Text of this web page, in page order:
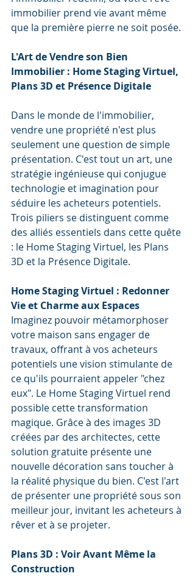
immobilier prend vie avant même
que la première pierre ne soit posée.
L'Art de Vendre son Bien
Immobilier : Home Staging Virtuel,
Plans 3D et Présence Digitale
Dans le monde de l'immobilier,
vendre une propriété n'est plus
seulement une question de simple
présentation. C'est tout un art, une
stratégie ingénieuse qui conjugue
technologie et imagination pour
séduire les acheteurs potentiels.
Trois piliers se distinguent comme
des alliés essentiels dans cette quête
: le Home Staging Virtuel, les Plans
3D et la Présence Digitale.
Home Staging Virtuel : Redonner
Vie et Charme aux Espaces
Imaginez pouvoir métamorphoser
votre maison sans engager de
travaux, offrant à vos acheteurs
potentiels une vision stimulante de
ce qu'ils pourraient appeler "chez
eux". Le Home Staging Virtuel rend
possible cette transformation
magique. Grâce à des images 3D
créées par des architectes, cette
solution gratuite présente une
nouvelle décoration sans toucher à
la réalité physique du bien. C'est l'art
de présenter une propriété sous son
meilleur jour, invitant les acheteurs à
rêver et à se projeter.
Plans 3D : Voir Avant Même la
Construction